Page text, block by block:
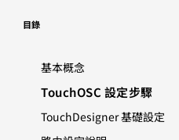
目錄
基本概念
TouchOSC 設定步驟
TouchDesigner 基礎設定